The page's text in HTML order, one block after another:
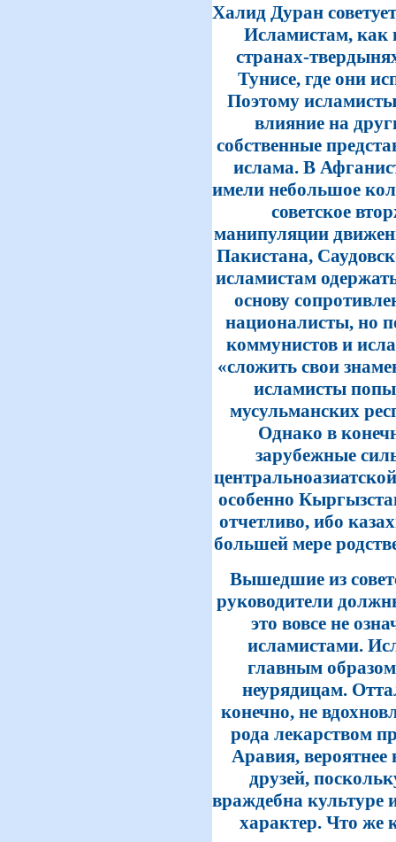
Халид Дуран
Исламистам, как
странах-
Тунисе, где они
Поэтому
влияние на
собственные
ислама. В
имели небольшое
советское
манипуляции
Пакистана,
исламистам
основу
националисты, но
коммунистов и
«сложить свои
исламисты
мусульманских
Однако в
зарубежные
особенно
отчетливо, ибо
большей мере
Вышедшие из
руководители
это вовсе не
исламистами.
главным
неурядицам.
конечно, не
рода лекарством
Аравия, вероятнее
друзей,
враждебна культуре
характер. Что же